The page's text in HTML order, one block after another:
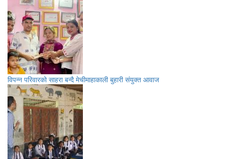
विपन्न परिवारको साहरा बन्दै मेचीमाहाकाली बुहारी संयुक्त आवाज